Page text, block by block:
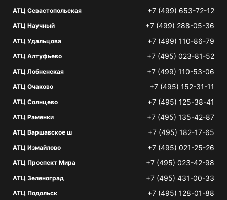
АТЦ Севастопольская +7 (499) 653-72-12
АТЦ Научный +7 (499) 288-05-36
АТЦ Удальцова +7 (499) 110-86-79
АТЦ Алтуфьево +7 (495) 023-81-52
АТЦ Лобненская +7 (499) 110-53-06
АТЦ Очаково +7 (495) 152-31-11
АТЦ Солнцево +7 (495) 125-38-41
АТЦ Раменки +7 (495) 135-42-87
АТЦ Варшавское ш +7 (495) 182-17-65
АТЦ Измайлово +7 (495) 021-25-26
АТЦ Проспект Мира +7 (495) 023-42-98
АТЦ Зеленоград +7 (495) 431-00-33
АТЦ Подольск +7 (495) 128-01-88